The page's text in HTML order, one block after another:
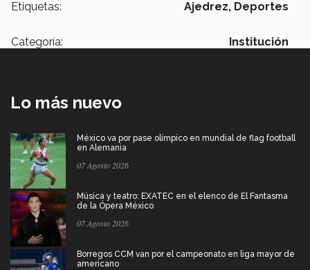
Etiquetas: Ajedrez, Deportes
Categoría: Institución
Lo más nuevo
México va por pase olímpico en mundial de flag football
en Alemania
07 Agosto 2026
Música y teatro: EXATEC en el elenco de El Fantasma
de la Ópera México
07 Agosto 2026
Borregos CCM van por el campeonato en liga mayor de
americano